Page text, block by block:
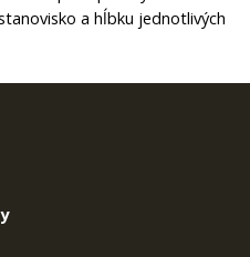
a hĺbku jednotlivých